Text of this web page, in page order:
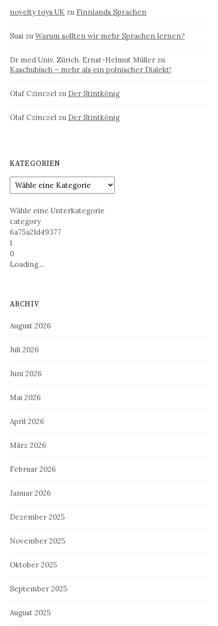
novelty toys UK zu Finnlands Sprachen
Susi zu Warum sollten wir mehr Sprachen lernen?
Dr med Univ. Zürich. Ernst-Helmut Müller zu
Kaschubisch – mehr als ein polnischer Dialekt!
Olaf Czinczel zu Der Stintkönig
Olaf Czinczel zu Der Stintkönig
KATEGORIEN
Wähle eine Unterkategorie
category
6a75a21d49377
1
0
Loading....
ARCHIV
August 2026
Juli 2026
Juni 2026
Mai 2026
April 2026
März 2026
Februar 2026
Januar 2026
Dezember 2025
November 2025
Oktober 2025
September 2025
August 2025